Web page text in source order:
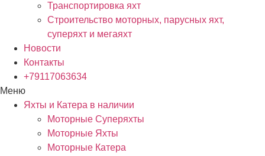
Транспортировка яхт
Строительство моторных, парусных яхт,
суперяхт и мегаяхт
Новости
Контакты
+79117063634
Меню
Яхты и Катера в наличии
Моторные Суперяхты
Моторные Яхты
Моторные Катера